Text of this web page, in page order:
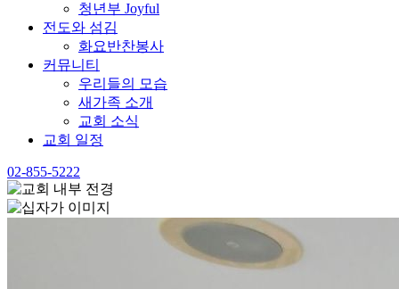
청년부 Joyful
전도와 섬김
화요반찬봉사
커뮤니티
우리들의 모습
새가족 소개
교회 소식
교회 일정
02-855-5222